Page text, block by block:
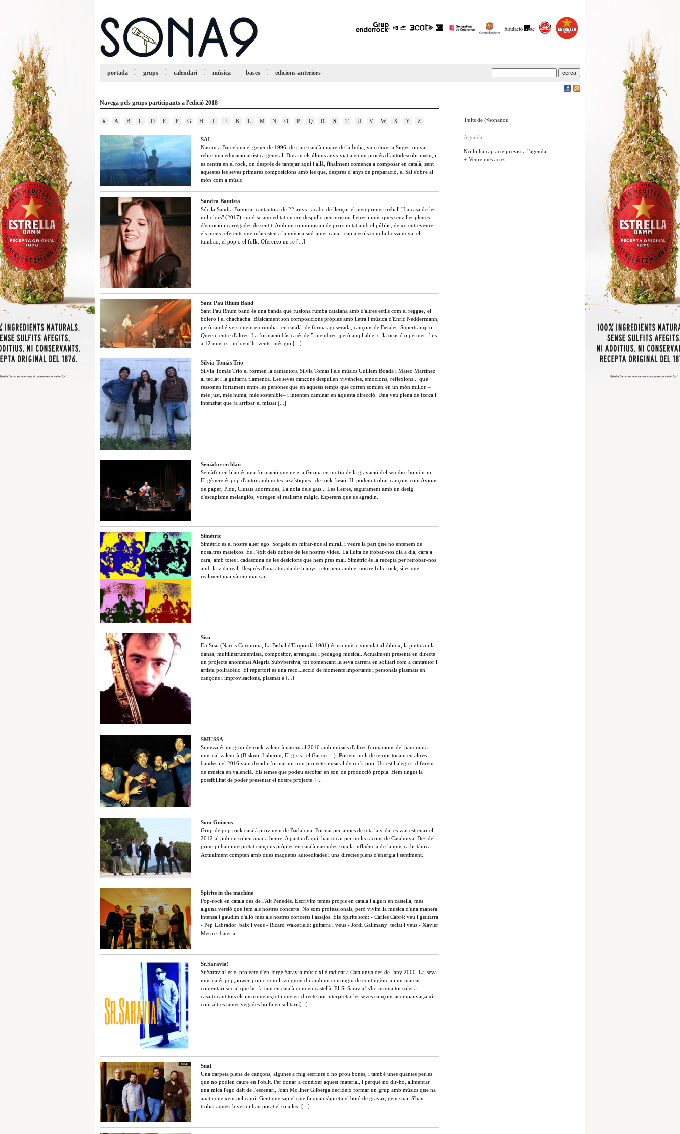
portada grups calendari música bases edicions anteriors
Navega pels grups participants a l'edició 2018
# A B C D E F G H I J K L M N O P Q R S T U V W X Y Z
SAI
Nascut a Barcelona el gener de 1996, de pare català i mare de la Índia, va créixer a Sitges, on va
rebre una educació artística general. Durant els últims anys viatja en un procés d’autodescobriment, i
es centra en el rock, on després de tantejar aquí i allà, finalment comença a composar en català, sent
aquestes les seves primeres composicions amb les que, després d’anys de preparació, el Sai s'obre al
món com a músic.
Sandra Bautista
Sóc la Sandra Bautista, cantautora de 22 anys i acabo de llençar el meu primer treball "La casa de les
mil olors" (2017), un disc autoeditat on em despullo per mostrar lletres i músiques senzilles plenes
d'emoció i carregades de sentit. Amb un to intimista i de proximitat amb el públic, deixo entreveure
els meus referents que m'acosten a la música sud-americana i cap a estils com la bossa nova, el
tumbao, el pop o el folk. Ofereixo un re [...]
Sant Pau Rhum Band
Sant Pau Rhum band és una banda que fusiona rumba catalana amb d'altres estils com el reggae, el
bolero i el chachachá. Bàsicament son composicions pròpies amb lletra i música d'Enric Neddermann,
però també versionem en rumba i en català. de forma agoserada, cançons de Betales, Supertramp o
Queen, entre d'altres. La formació bàsica és de 5 membres, però ampliable, si la ocasió o permet, fins
a 12 musics, incloent´hi vents, més gui [...]
Sílvia Tomàs Trio
Sílvia Tomàs Trio el formen la cantautora Sílvia Tomàs i els músics Guillem Boada i Mateo Martínez
al teclat i la guitarra flamenca. Les seves cançons despullen vivències, emocions, reflexions... que
ressonen fortament entre les persones que en aquests temps que corren somien en un món millor –
més just, més humà, més sostenible– i intenten caminar en aquesta direcció. Una veu plena de força i
intensitat que fa arribar el missat [...]
Semàfor en blau
Semàfor en blau és una formació que neix a Girona en motiu de la gravació del seu disc homònim.
El gènere és pop d'autor amb notes jazzístiques i de rock fusió. Hi podem trobar cançons com Avions
de paper, Plou, Ciutats adormides, La noia dels gats... Les lletres, segurament amb un desig
d'escapisme melangiós, voregen el realisme màgic. Esperem que us agradin.
Simètric
Simètric és el nostre alter ego. Sorgeix en mirar-nos al mirall i veure la part que no entenem de
nosaltres mateixos. És l’èxit dels dubtes de les nostres vides. La lluita de trobar-nos dia a dia, cara a
cara, amb totes i cadascuna de les desicions que hem pres mai. Simètric és la recepta per retrobar-nos
amb la vida real. Després d'una aturada de 5 anys, retornem amb el nostre folk rock, si és que
realment mai vàrem marxar.
Sisu
En Sisu (Narcis Coromina, La Bisbal d'Empordà 1981) és un músic vinculat al dibuix, la pintura i la
dansa, multiinstrumentista, compositor, arrangista i pedagog musical. Actualment presenta en directe
un projecte anomenat Alegria Subvbersiva, tot començant la seva carrera en solitari com a cantautor i
artista polifacètic. El repertori és una recol.lecció de moments importants i personals plasmats en
cançons i improvisacions, plasmat e [...]
SMUSSA
Smussa és un grup de rock valencià nascut al 2016 amb músics d'altres formacions del panorama
musical valencià (Biskuti. Laberint, El gros i el Gat ect ...). Portem molt de temps tocant en altres
bandes i el 2016 vam decidir formar un nou projecte musical de rock-pop. Un estil alegre i diferent
de música en valencià. Els temes que podeu escoltar en són de producció pròpia. Hem tingut la
possibilitat de poder presentar el nostre projecte [...]
Som Guineus
Grup de pop rock català provinent de Badalona. Format per amics de tota la vida, es van estrenar el
2012 al pub on solien anar a beure. A partir d'aquí, han tocat per molts racons de Catalunya. Des del
principi han interpretat cançons pròpies en català nascudes sota la influència de la música britànica.
Actualment compten amb dues maquetes autoeditades i uns directes plens d'energia i sentiment.
Spirits in the machine
Pop-rock en català des de l'Alt Penedès. Escrivim temes propis en català i algun en castellà, més
alguna versió que fem als nostres concerts. No som professionals, però vivim la música d'una manera
intensa i gaudim d'allò més als nostres concerts i assajos. Els Spirits som: - Carles Cabré: veu i guitarra
- Pep Labrador: baix i veus - Ricard Wakefield: guitarra i veus - Jordi Galimany: teclat i veus - Xavier
Mestre: bateria
Sr.Saravia!
Sr.Saravia! és el projecte d'en Jorge Saravia,músic xilè radicat a Catalunya des de l'any 2000. La seva
música és pop,power-pop o com li vulgueu dir amb un contingut de contingència i un marcat
comentari social que ho fa tant en català com en castellà. El Sr.Saravia! s'ho munta tot solet a
casa,tocant tots els instruments,tot i que en directe pot interpretar les seves cançons acompanyat,així
com altres tantes vegades ho fa en solitari [...]
Suai
Una carpeta plena de cançons, algunes a mig escriure o no prou bones, i també unes quantes perles
que no podien caure en l'oblit. Per donar a conèixer aquest material, i perquè no dir-ho, alimentar
una mica l'ego dalt de l'escenari, Joan Moliner Gilberga decideix formar un grup amb músics que ha
anat coneixent pel camí. Gent que sap el que fa quan s'apreta el botó de gravar, gent suai. S'han
trobat aquest hivern i han posat el so a les [...]
Tuits de @sonanou
Agenda
No hi ha cap acte previst a l'agenda
+ Veure més actes